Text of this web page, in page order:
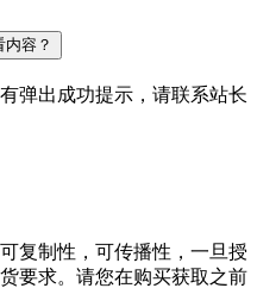
容？
弹出成功提示，请联系站长
复制性，可传播性，一旦授
要求。请您在购买获取之前